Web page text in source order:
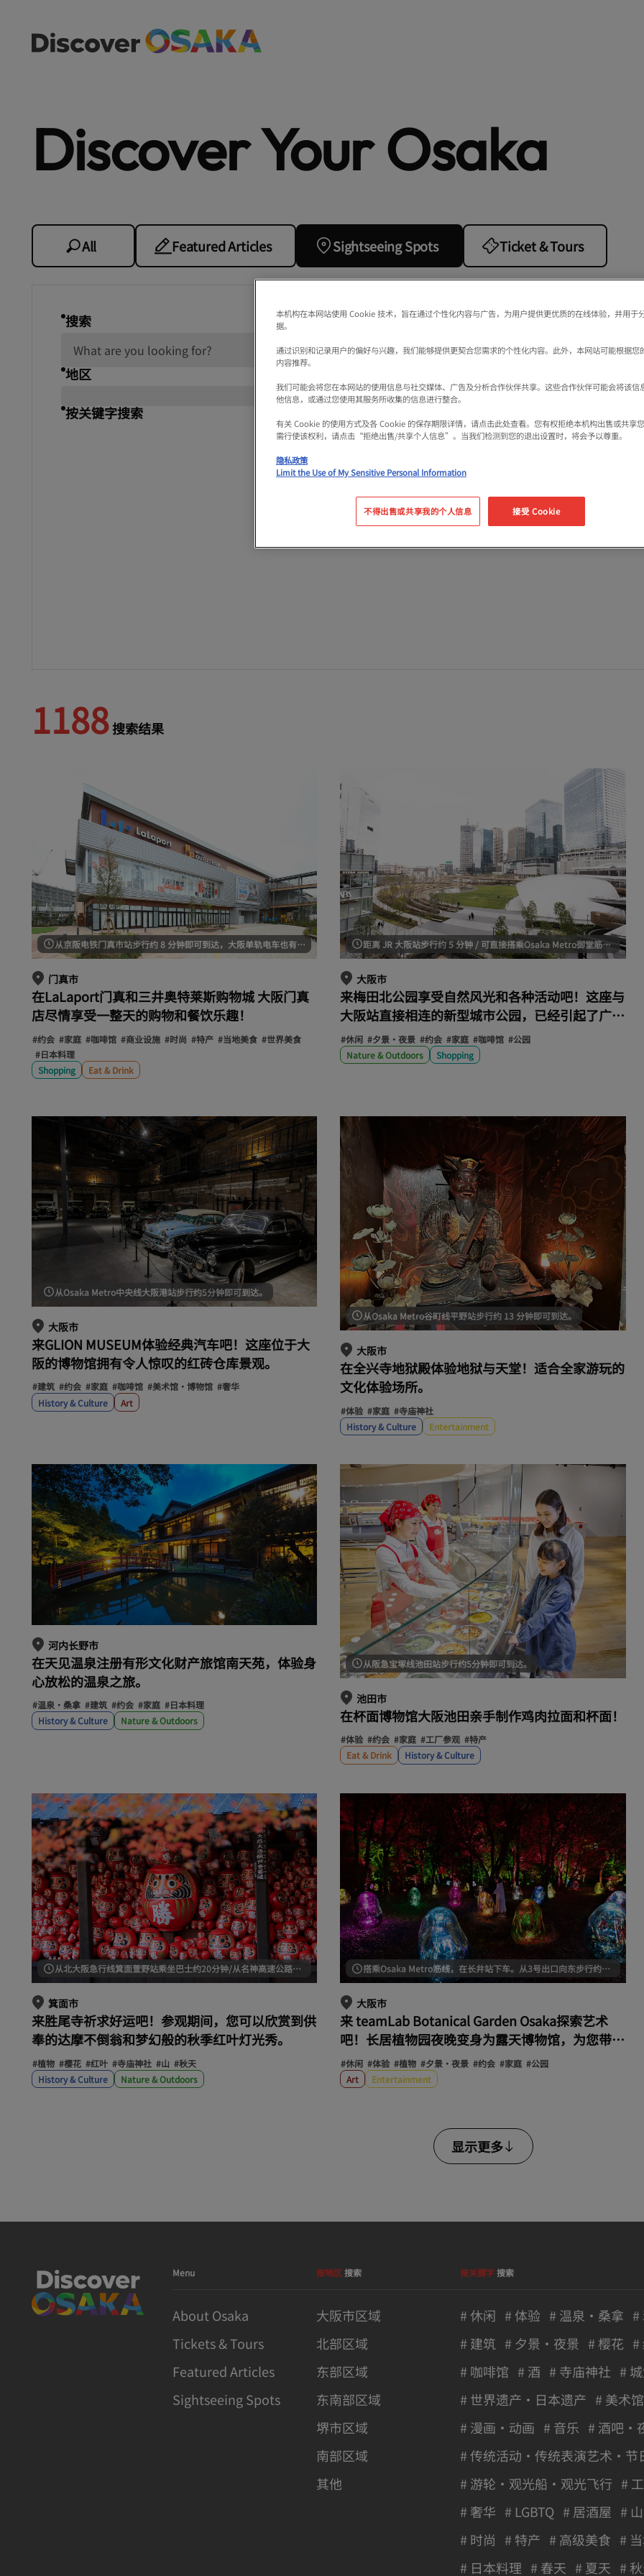
Discover Your Osaka
All Featured Articles Sightseeing Spots Ticket & Tours
搜索
地区
按关键字搜索
1188搜索结果
从京阪电铁门真市站步行约 8 分钟即可到达，大阪单轨电车也有班车从难波站和心斋桥站发车。
门真市
在LaLaport门真和三井奥特莱斯购物城 大阪门真
店尽情享受一整天的购物和餐饮乐趣！
#约会 #家庭 #咖啡馆 #商业设施 #时尚 #特产 #当地美食 #世界美食
#日本料理
Shopping
Eat & Drink
距离 JR 大阪站步行约 5 分钟 / 可直接搭乘Osaka Metro御堂筋线梅田站和阪急/阪神线大阪梅田站。
大阪市
来梅田北公园享受自然风光和各种活动吧！这座与
大阪站直接相连的新型城市公园，已经引起了广泛
关注。
#休闲 #夕景・夜景 #约会 #家庭 #咖啡馆 #公园
Nature & Outdoors
Shopping
从Osaka Metro中央线大阪港站步行约5分钟即可到达。
大阪市
来GLION MUSEUM体验经典汽车吧！这座位于大
阪的博物馆拥有令人惊叹的红砖仓库景观。
#建筑 #约会 #家庭 #咖啡馆 #美术馆・博物馆 #奢华
History & Culture
Art
从Osaka Metro谷町线平野站步行约 13 分钟即可到达。
大阪市
在全兴寺地狱殿体验地狱与天堂！适合全家游玩的
文化体验场所。
#体验 #家庭 #寺庙神社
History & Culture
Entertainment
河内长野市
在天见温泉注册有形文化财产旅馆南天苑，体验身
心放松的温泉之旅。
#温泉・桑拿 #建筑 #约会 #家庭 #日本料理
History & Culture
Nature & Outdoors
从阪急宝塚线池田站步行约5分钟即可到达。
池田市
在杯面博物馆大阪池田亲手制作鸡肉拉面和杯面！
#体验 #约会 #家庭 #工厂参观 #特产
Eat & Drink
History & Culture
从北大阪急行线箕面萱野站乘坐巴士约20分钟/从名神高速公路茨木交流道出发约30分钟
箕面市
来胜尾寺祈求好运吧！参观期间，您可以欣赏到供
奉的达摩不倒翁和梦幻般的秋季红叶灯光秀。
#植物 #樱花 #红叶 #寺庙神社 #山 #秋天
History & Culture
Nature & Outdoors
搭乘Osaka Metro筋线，在长井站下车。从3号出口向东步行约10分钟。
大阪市
来 teamLab Botanical Garden Osaka探索艺术
吧！长居植物园夜晚变身为露天博物馆，为您带来
非凡体验。
#休闲 #体验 #植物 #夕景・夜景 #约会 #家庭 #公园
Art
Entertainment
显示更多
Menu
About Osaka
Tickets & Tours
Featured Articles
Sightseeing Spots
按地区搜索
大阪市区域
北部区域
东部区域
东南部区域
堺市区域
南部区域
其他
按关键字搜索
# 休闲 # 体验 # 温泉・桑拿 #
# 建筑 # 夕景・夜景 # 樱花 #
# 咖啡馆 # 酒 # 寺庙神社 #
# 世界遗产・日本遗产 # 美术
# 漫画・动画 # 音乐 # 酒吧・
# 传统活动・传统表演艺术・节
# 游轮・观光船・观光飞行 #
# 奢华 # LGBTQ # 居酒屋 # 山
# 时尚 # 特产 # 高级美食 #
# 日本料理 # 春天 # 夏天 #
本机构在本网站使用 Cookie 技术，旨在通过个性化内容与广告，为用户提供更优质的在线体验，并用于
据。
通过识别和记录用户的偏好与兴趣，我们能够提供更契合您需求的个性化内容。此外，本网站可能根据您
内容推荐。
我们可能会将您在本网站的使用信息与社交媒体、广告及分析合作伙伴共享。这些合作伙伴可能会将该信
他信息，或通过您使用其服务所收集的信息进行整合。
有关 Cookie 的使用方式及各 Cookie 的保存期限详情，请点击此处查看。您有权拒绝本机构出售或共享
需行使该权利，请点击“拒绝出售/共享个人信息”。当我们检测到您的退出设置时，将会予以尊重。
隐私政策
Limit the Use of My Sensitive Personal Information
不得出售或共享我的个人信息 接受 Cookie